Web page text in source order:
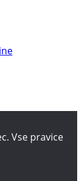
Vse pravice